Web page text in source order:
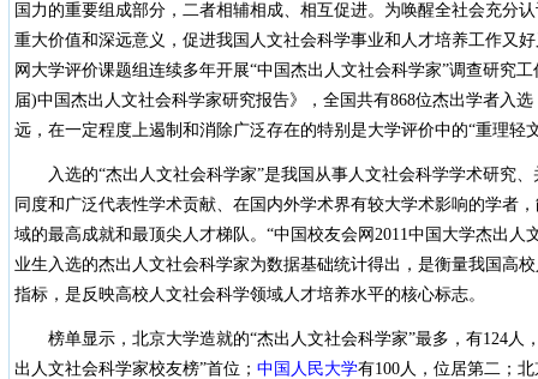
国力的重要组成部分，二者相辅相成、相互促进。为唤醒全社会充分
重大价值和深远意义，促进我国人文社会科学事业和人才培养工作又
网大学评价课题组连续多年开展“中国杰出人文社会科学家”调查研究
届)中国杰出人文社会科学家研究报告》，全国共有868位杰出学者入
远，在一定程度上遏制和消除广泛存在的特别是大学评价中的“重理轻
入选的“杰出人文社会科学家”是我国从事人文社会科学学术研究
同度和广泛代表性学术贡献、在国内外学术界有较大学术影响的学者
域的最高成就和最顶尖人才梯队。“中国校友会网2011中国大学杰出人
业生入选的杰出人文社会科学家为数据基础统计得出，是衡量我国高
指标，是反映高校人文社会科学领域人才培养水平的核心标志。
榜单显示， 北京大学造就的“杰出人文社会科学家”最多，有124人
出人文社会科学家校友榜”首位； 中国人民大学有100人，位居第二；